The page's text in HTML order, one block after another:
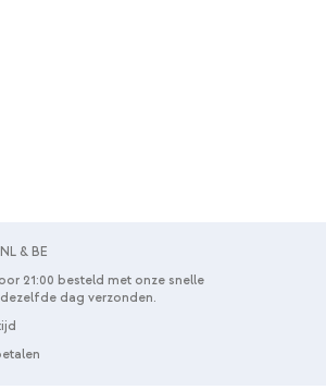
& BE
21:00 besteld met onze snelle
dag verzonden.